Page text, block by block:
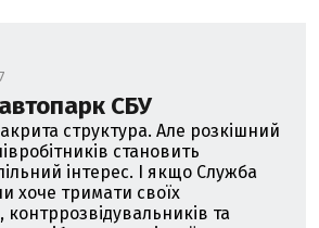
СБУ
структура. Але розкішний
становить
інтерес. І якщо Служба
хоче тримати своїх
та